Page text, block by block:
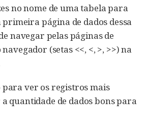
no nome de uma tabela para
primeira página de dados dessa
navegar pelas páginas de
(setas <<, <, >, >>) na
para ver os registros mais
quantidade de dados bons para